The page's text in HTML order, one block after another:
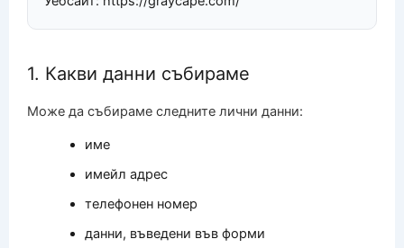
1. Какви данни събираме
Може да събираме следните лични данни:
име
имейл адрес
телефонен номер
данни, въведени във форми